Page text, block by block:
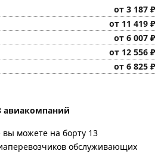
от 3 187 ₽
от 11 419 ₽
от 6 007 ₽
от 12 556 ₽
от 6 825 ₽
авиакомпаний
можете на борту 13
обслуживающих